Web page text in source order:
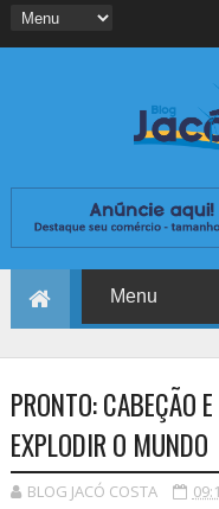
PRONTO: CABEÇÃO
EXPLODIR O MUNDO
BLOG JACÓ COSTA